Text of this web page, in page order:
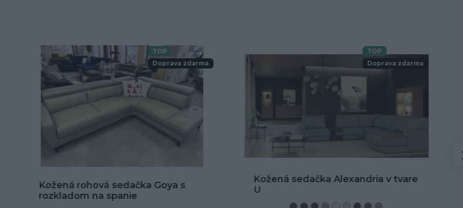
TOP
Doprava zdarma
Kožená sedačka Alexandria v tvare
U
TOP
Novinka
Kožená rohová sedačka Alexandria